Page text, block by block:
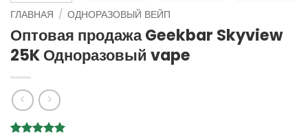
ГЛАВНАЯ / ОДНОРАЗОВЫЙ ВЕЙП
Оптовая продажа Geekbar Skyview
25K Одноразовый vape